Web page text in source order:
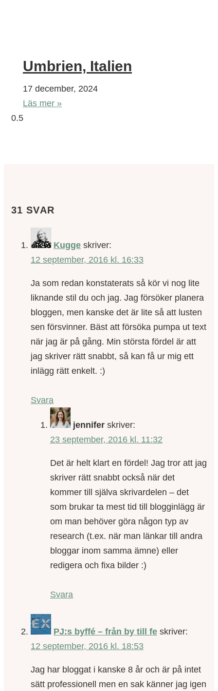
Umbrien, Italien
17 december, 2024
Läs mer »
31 SVAR
Kugge skriver:
12 september, 2016 kl. 16:33
Ja som redan konstaterats så kör vi nog lite
liknande stil du och jag. Jag försöker planera
bloggen, men kanske det är lite så att lusten
sen försvinner. Bäst att försöka pumpa ut text
när jag är på gång. Min största fördel är att
jag skriver rätt snabbt, så kan få ur mig ett
inlägg rätt enkelt. :)
Svara
jennifer skriver:
23 september, 2016 kl. 11:32
Det är helt klart en fördel! Jag tror att jag
skriver rätt snabbt också när det
kommer till själva skrivardelen – det
som brukar ta mest tid till blogginlägg är
om man behöver göra någon typ av
research (t.ex. när man länkar till andra
bloggar inom samma ämne) eller
redigera och fixa bilder :)
Svara
PJ:s byffé – från by till fe skriver:
12 september, 2016 kl. 18:53
Jag har bloggat i kanske 8 år och är på intet
sätt professionell men en sak känner jag igen